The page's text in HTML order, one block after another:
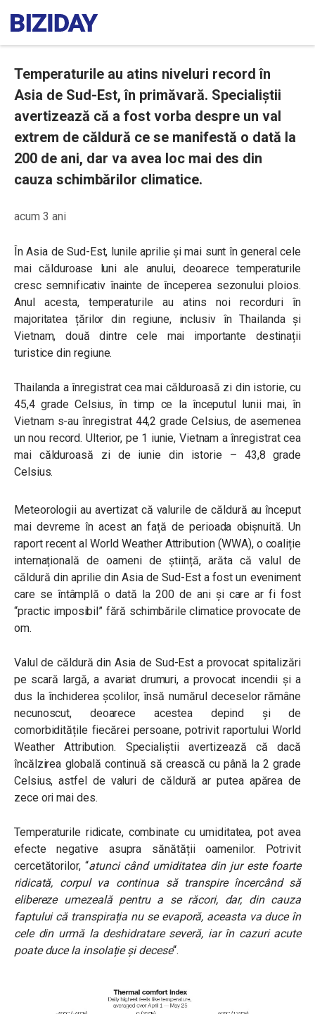
Temperaturile au atins niveluri record în
Asia de Sud-Est, în primăvară. Specialiștii
avertizează că a fost vorba despre un val
extrem de căldură ce se manifestă o dată la
200 de ani, dar va avea loc mai des din
cauza schimbărilor climatice.
acum 3 ani
În Asia de Sud-Est, lunile aprilie și mai sunt în general cele
mai călduroase luni ale anului, deoarece temperaturile
cresc semnificativ înainte de începerea sezonului ploios.
Anul acesta, temperaturile au atins noi recorduri în
majoritatea țărilor din regiune, inclusiv în Thailanda și
Vietnam, două dintre cele mai importante destinații
turistice din regiune.
Thailanda a înregistrat cea mai călduroasă zi din istorie, cu
45,4 grade Celsius, în timp ce la începutul lunii mai, în
Vietnam s-au înregistrat 44,2 grade Celsius, de asemenea
un nou record. Ulterior, pe 1 iunie, Vietnam a înregistrat cea
mai călduroasă zi de iunie din istorie – 43,8 grade
Celsius.
Meteorologii au avertizat că valurile de căldură au început
mai devreme în acest an față de perioada obișnuită. Un
raport recent al World Weather Attribution (WWA), o coaliție
internațională de oameni de știință, arăta că valul de
căldură din aprilie din Asia de Sud-Est a fost un eveniment
care se întâmplă o dată la 200 de ani și care ar fi fost
“practic imposibil” fără schimbările climatice provocate de
om.
Valul de căldură din Asia de Sud-Est a provocat spitalizări
pe scară largă, a avariat drumuri, a provocat incendii și a
dus la închiderea școlilor, însă numărul deceselor rămâne
necunoscut, deoarece acestea depind și de
comorbiditățile fiecărei persoane, potrivit raportului World
Weather Attribution. Specialiștii avertizează că dacă
încălzirea globală continuă să crească cu până la 2 grade
Celsius, astfel de valuri de căldură ar putea apărea de
zece ori mai des.
Temperaturile ridicate, combinate cu umiditatea, pot avea
efecte negative asupra sănătății oamenilor. Potrivit
cercetătorilor,“atunci când umiditatea din jur este foarte
ridicată, corpul va continua să transpire încercând să
elibereze umezeală pentru a se răcori, dar, din cauza
faptului că transpirația nu se evaporă, aceasta va duce în
cele din urmă la deshidratare severă, iar în cazuri acute
poate duce la insolație și decese“.